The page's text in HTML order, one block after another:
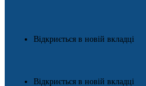
Відкриється в новій вкладці
Відкриється в новій вкладці